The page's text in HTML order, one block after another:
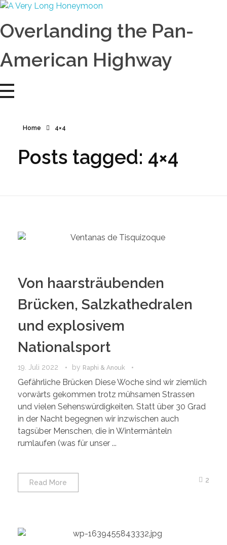
Overlanding the Pan-
American Highway
Home 4×4
Posts tagged: 4×4
Von haarsträubenden
Brücken, Salzkathedralen
und explosivem
Nationalsport
19. Juli 2022 by Raphi & Anouk
Gefährliche Brücken Diese Woche sind wir ziemlich
vorwärts gekommen trotz mühsamen Strassen
und vielen Sehenswürdigkeiten. Statt über 30 Grad
in der Nacht begegnen wir inzwischen auch
tagsüber Menschen, die in Wintermänteln
rumlaufen (was für unser ...
Read More 2